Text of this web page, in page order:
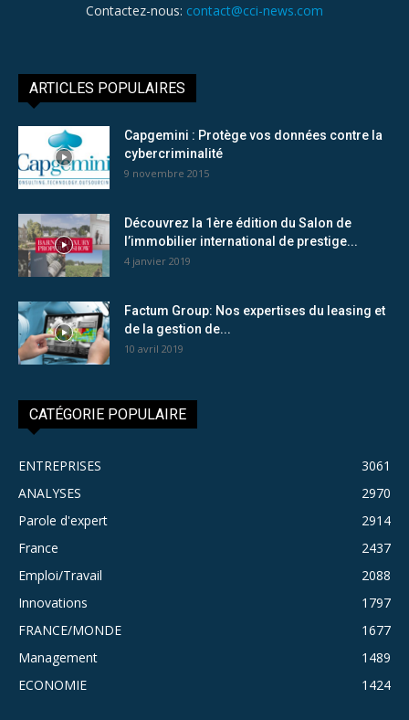
Contactez-nous: contact@cci-news.com
ARTICLES POPULAIRES
Capgemini : Protège vos données contre la
cybercriminalité
9 novembre 2015
Découvrez la 1ère édition du Salon de
l’immobilier international de prestige...
4 janvier 2019
Factum Group: Nos expertises du leasing et
de la gestion de...
10 avril 2019
CATÉGORIE POPULAIRE
ENTREPRISES
3061
ANALYSES
2970
Parole d'expert
2914
France
2437
Emploi/Travail
2088
Innovations
1797
FRANCE/MONDE
1677
Management
1489
ECONOMIE
1424